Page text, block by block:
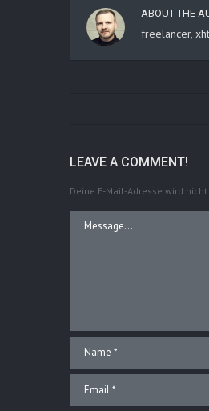
ABOUT THE
freelancer,
LEAVE A COMMENT!
Deine E-Mail-Adresse wird